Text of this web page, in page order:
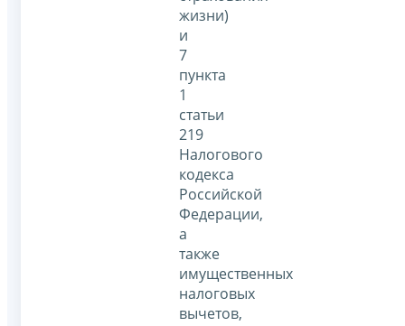
жизни)
и
7
пункта
1
статьи
219
Налогового
кодекса
Российской
Федерации,
а
также
имущественных
налоговых
вычетов,